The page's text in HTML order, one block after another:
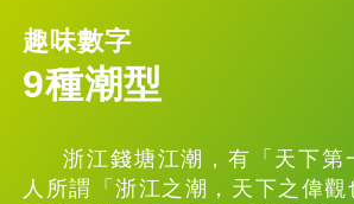
趣味數字
9種潮型
浙江錢塘江潮，有「天下第
人所謂「浙江之潮，天下之偉